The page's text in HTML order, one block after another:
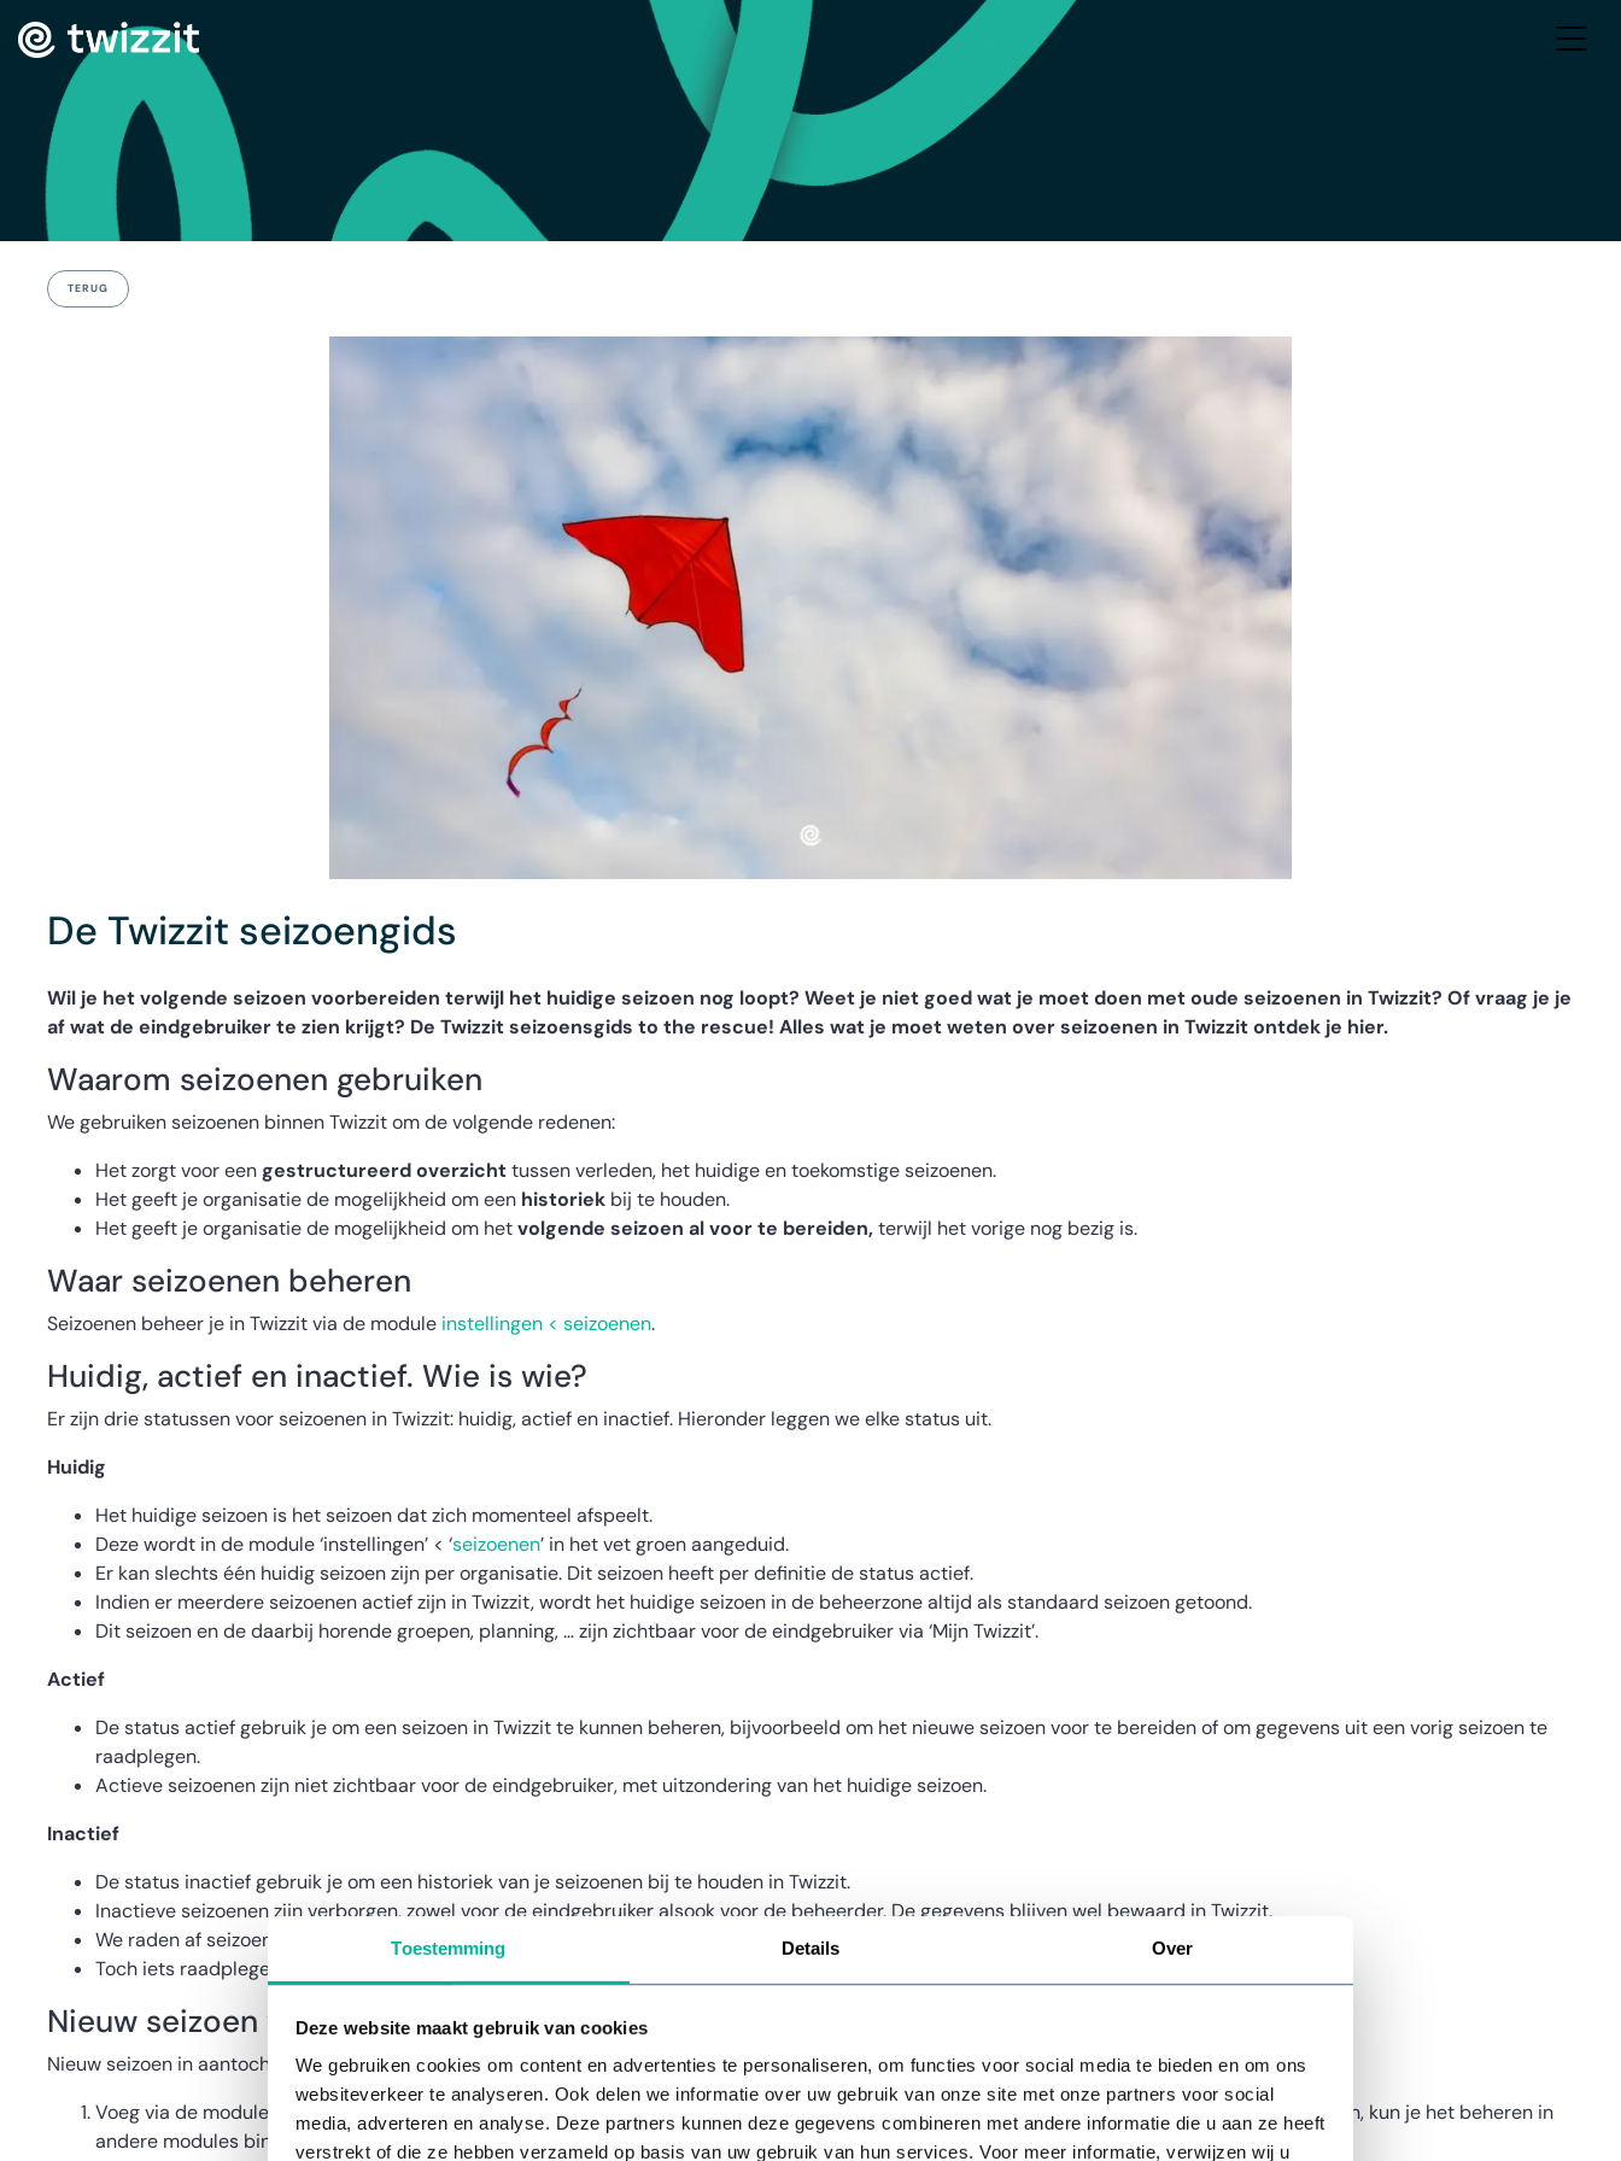
Toestemming Details Over
Deze website maakt gebruik van cookies
We gebruiken cookies om content en advertenties te personaliseren, om functies voor social media te bieden en om ons
websiteverkeer te analyseren. Ook delen we informatie over uw gebruik van onze site met onze partners voor social
media, adverteren en analyse. Deze partners kunnen deze gegevens combineren met andere informatie die u aan ze heeft
verstrekt of die ze hebben verzameld op basis van uw gebruik van hun services. Voor meer informatie, verwijzen wij u
TERUG
De Twizzit seizoengids
Wil je het volgende seizoen voorbereiden terwijl het huidige seizoen nog loopt? Weet je niet goed wat je moet doen met oude seizoenen in Twizzit? Of vraag je je
af wat de eindgebruiker te zien krijgt? De Twizzit seizoensgids to the rescue! Alles wat je moet weten over seizoenen in Twizzit ontdek je hier.
Waarom seizoenen gebruiken
We gebruiken seizoenen binnen Twizzit om de volgende redenen:
Het zorgt voor eengestructureerd overzichttussen verleden, het huidige en toekomstige seizoenen.
Het geeft je organisatie de mogelijkheid om een historiek bij te houden.
Het geeft je organisatie de mogelijkheid om hetvolgende seizoen al voor te bereiden,terwijl het vorige nog bezig is.
Waar seizoenen beheren
Seizoenen beheer je in Twizzit via de module instellingen < seizoenen.
Huidig, actief en inactief. Wie is wie?
Er zijn drie statussen voor seizoenen in Twizzit: huidig, actief en inactief. Hieronder leggen we elke status uit.
Huidig
Het huidige seizoen is het seizoen dat zich momenteel afspeelt.
Deze wordt in de module ‘instellingen’ < ‘seizoenen’ in het vet groen aangeduid.
Er kan slechts één huidig seizoen zijn per organisatie. Dit seizoen heeft per definitie de status actief.
Indien er meerdere seizoenen actief zijn in Twizzit, wordt het huidige seizoen in de beheerzone altijd als standaard seizoen getoond.
Dit seizoen en de daarbij horende groepen, planning, … zijn zichtbaar voor de eindgebruiker via ‘Mijn Twizzit’.
Actief
De status actief gebruik je om een seizoen in Twizzit te kunnen beheren, bijvoorbeeld om het nieuwe seizoen voor te bereiden of om gegevens uit een vorig seizoen te
raadplegen.
Actieve seizoenen zijn niet zichtbaar voor de eindgebruiker, met uitzondering van het huidige seizoen.
Inactief
De status inactief gebruik je om een historiek van je seizoenen bij te houden in Twizzit.
Inactieve seizoenen zijn verborgen, zowel voor de eindgebruiker alsook voor de beheerder. De gegevens blijven wel bewaard in Twizzit.
We raden af seizoenen te verwijderen, want dan ben je de bijhorende historiek definitief kwijt. Gebruik eerder de status inactief.
Toch iets raadplegen / beheren van een inactief seizoen? Heractiveer dan even het seizoen in kwestie.
Nieuw seizoen voorbereiden (terwijl het huidige seizoen nog loopt)
Nieuw seizoen in aantocht? In Twizzit kun je het volgend seizoen al voorbereiden, ook terwijl het vorige nog loopt. Volg hiervoor de volgende stappen:
Voeg via de module ‘instellingen’ < ‘seizoenen’ een
nieuw seizoen toe
. In de opties vink je de status ‘actief’ aan. Door je seizoen actief te plaatsen, kun je het beheren in
andere modules binnen Twizzit.